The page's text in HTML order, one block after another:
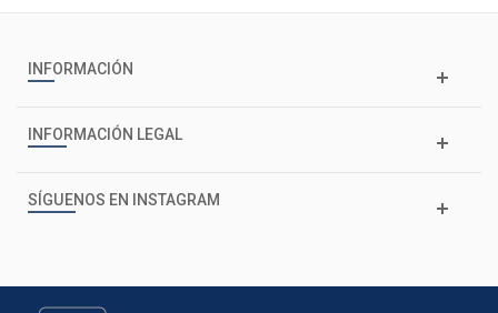
INFORMACIÓN
INFORMACIÓN LEGAL
SÍGUENOS EN INSTAGRAM